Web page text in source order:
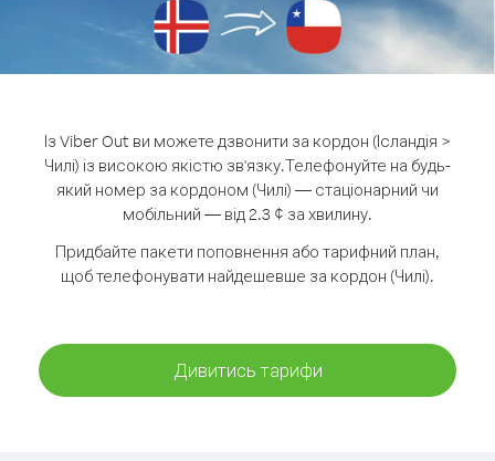
Із Viber Out ви можете дзвонити за кордон (Ісландія >
Чилі) із високою якістю зв'язку.Телефонуйте на будь-
який номер за кордоном (Чилі) — стаціонарний чи
мобільний — від 2.3 ¢ за хвилину.
Придбайте пакети поповнення або тарифний план,
щоб телефонувати найдешевше за кордон (Чилі).
Дивитись тарифи